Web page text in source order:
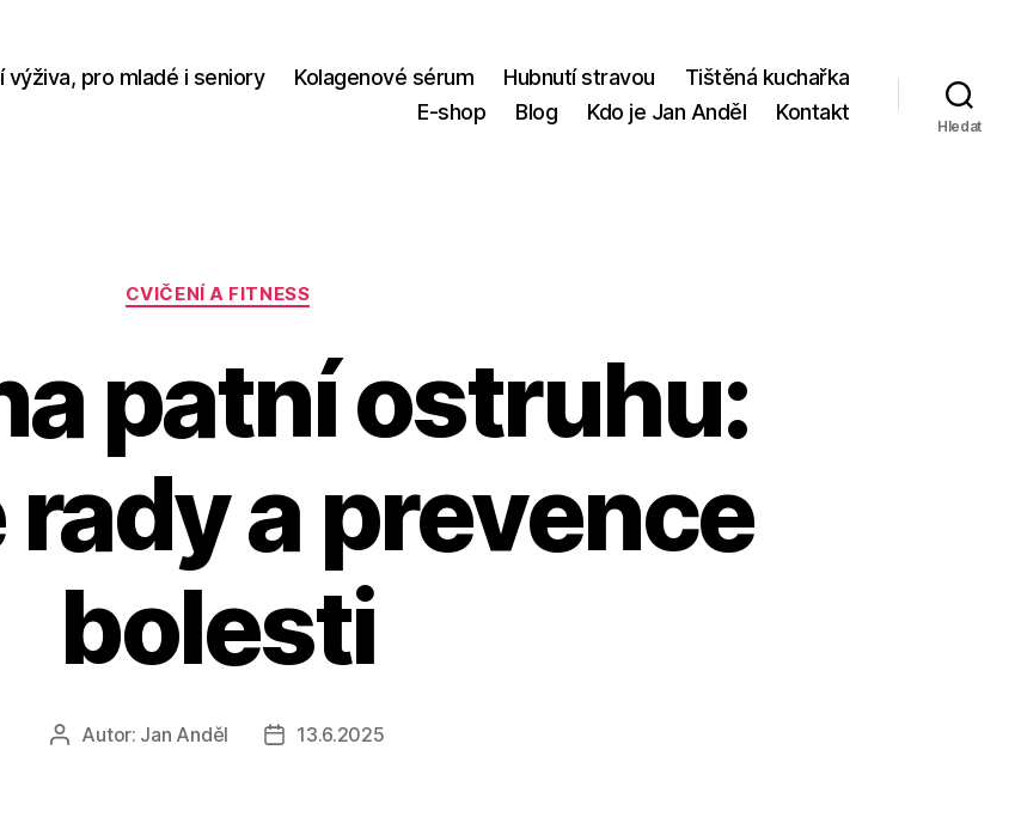
výživa, pro mladé i seniory Kolagenové sérum Hubnutí stravou
Tištěná kuchařka
E-shop
Blog Kdo je Jan Anděl Kontakt
Hledat
Rubriky
CVIČENÍ A FITNESS
patní ostruhu:
a prevence
bolesti
AutorAutor: Jan Anděl
Datum
13.6.2025